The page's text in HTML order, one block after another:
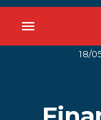
menu
18/